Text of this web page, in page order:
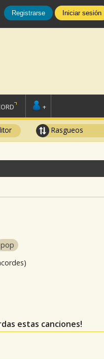
Registrarse Iniciar sesión
+
Rasgueos
pop
estas canciones!